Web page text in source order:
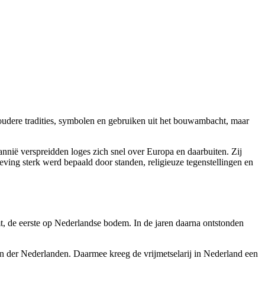
tradities, symbolen en gebruiken uit het bouwambacht, maar
verspreidden loges zich snel over Europa en daarbuiten. Zij
sterk werd bepaald door standen, religieuze tegenstellingen en
eerste op Nederlandse bodem. In de jaren daarna ontstonden
Nederlanden. Daarmee kreeg de vrijmetselarij in Nederland een